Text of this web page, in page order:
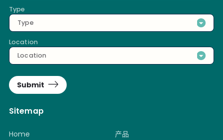
Type
Type
Location
Location
Submit
Sitemap
Home
产品